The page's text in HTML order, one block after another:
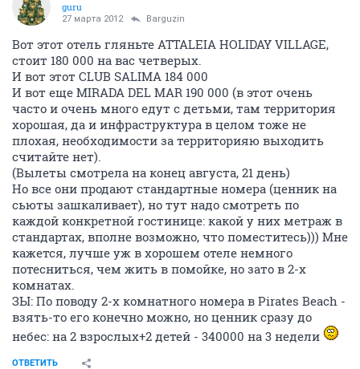
guru
27 марта 2012 Barguzin
Вот этот отель гляньте ATTALEIA HOLIDAY VILLAGE,
стоит 180 000 на вас четверых.
И вот этот CLUB SALIMA 184 000
И вот еще MIRADA DEL MAR 190 000 (в этот очень
часто и очень много едут с детьми, там территория
хорошая, да и инфраструктура в целом тоже не
плохая, необходимости за территорияю выходить
считайте нет).
(Вылеты смотрела на конец августа, 21 день)
Но все они продают стандартные номера (ценник на
сьюты зашкаливает), но тут надо смотреть по
каждой конкретной гостинице: какой у них метраж в
стандартах, вполне возможно, что поместитесь))) Мне
кажется, лучше уж в хорошем отеле немного
потесниться, чем жить в помойке, но зато в 2-х
комнатах.
ЗЫ: По поводу 2-х комнатного номера в Pirates Beach -
взять-то его конечно можно, но ценник сразу до
небес: на 2 взрослых+2 детей - 340000 на 3 недели
ОТВЕТИТЬ